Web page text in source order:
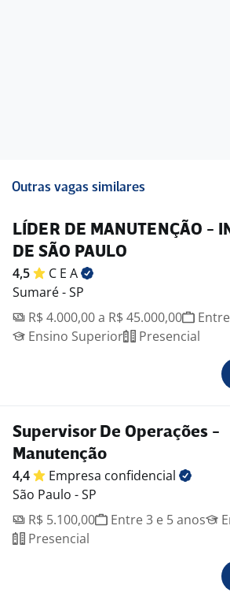
Outras vagas similares
LÍDER DE MANUTENÇÃO -
DE SÃO PAULO
4,5 C E A
Sumaré - SP
R$ 4.000,00 a R$ 45.000,00
Ensino Superior
Presencial
Supervisor De Operações -
Manutenção
4,4 Empresa confidencial
São Paulo - SP
R$ 5.100,00
Entre 3 e 5 anos
Presencial